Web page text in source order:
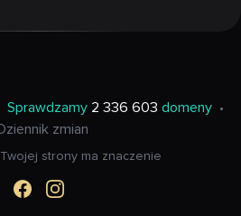
Sprawdzamy 2 336 603 domeny •
zmian
strony ma znaczenie